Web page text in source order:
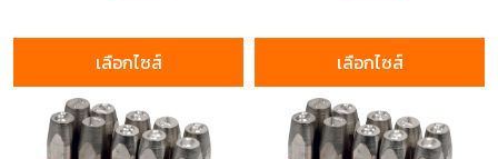
เลือกไซส์ เลือกไซส์